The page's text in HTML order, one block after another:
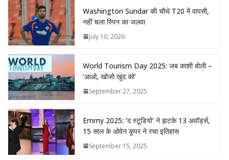
Washington Sundar की चौथे T20 में वापसी,
नहीं चला स्पिन का जलवा
July 10, 2026
World Tourism Day 2025: जब काशी बोली –
‘आओ, खोजो खुद को’
September 27, 2025
Emmy 2025: ‘द स्टूडियो’ ने झटके 13 अवॉर्ड्स,
15 साल के ओवेन कूपर ने रचा इतिहास
September 15, 2025